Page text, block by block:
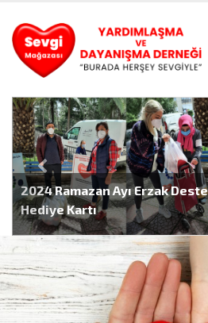
2024 Ramazan Ayı Erzak
Hediye Kartı